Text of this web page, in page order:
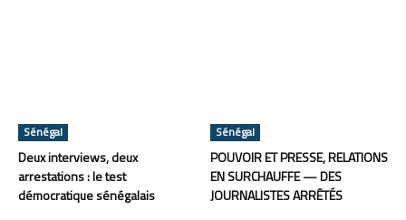
Sénégal
Deux interviews, deux
arrestations : le test
démocratique sénégalais
Sénégal
POUVOIR ET PRESSE, RELATIONS
EN SURCHAUFFE — DES
JOURNALISTES ARRÊTÉS